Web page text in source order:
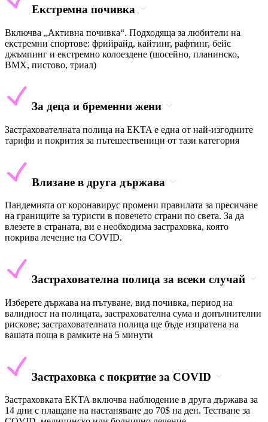
Екстремна почивка
Включва „Активна почивка“. Подходяща за любители на
екстремни спортове: фрийрайд, кайтинг, рафтинг, бейс
джъмпинг и екстремно колоездене (шосейно, планинско,
BMX, пистово, триал)
За деца и бременни жени
Застрахователната полица на EKTA е една от най-изгодните
тарифи и покрития за пътешественици от тази категория
Влизане в друга държава
Пандемията от коронавирус промени правилата за пресичане
на границите за туристи в повечето страни по света. За да
влезете в страната, ви е необходима застраховка, която
покрива лечение на COVID.
Застрахователна полица за всеки случай
Изберете държава на пътуване, вид почивка, период на
валидност на полицата, застрахователна сума и допълнителни
рискове; застрахователната полица ще бъде изпратена на
вашата поща в рамките на 5 минути
Застраховка с покритие за COVID
Застраховката EKTA включва наблюдение в друга държава за
14 дни с плащане на настаняване до 70$ на ден. Тестване за